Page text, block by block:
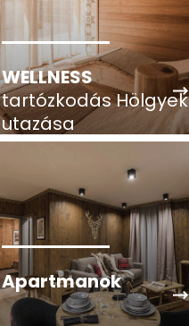
WELLNESS
tartózkodás Hölgyek
utazása
Apartmanok